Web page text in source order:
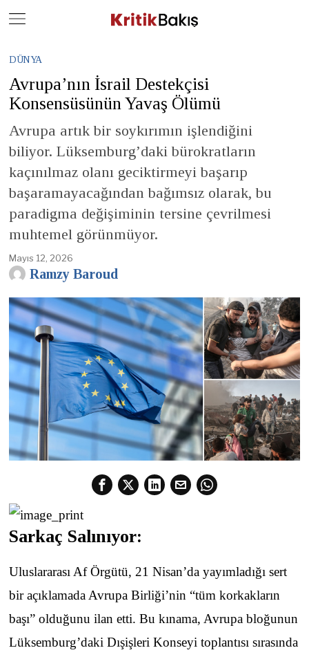
DÜNYA
Avrupa’nın İsrail Destekçisi
Konsensüsünün Yavaş Ölümü
Avrupa artık bir soykırımın işlendiğini
biliyor. Lüksemburg’daki bürokratların
kaçınılmaz olanı geciktirmeyi başarıp
başaramayacağından bağımsız olarak, bu
paradigma değişiminin tersine çevrilmesi
muhtemel görünmüyor.
Mayıs 12, 2026
Ramzy Baroud
Sarkaç Salınıyor:
Uluslararası Af Örgütü, 21 Nisan’da yayımladığı sert
bir açıklamada Avrupa Birliği’nin “tüm korkakların
başı” olduğunu ilan etti. Bu kınama, Avrupa bloğunun
Lüksemburg’daki Dışişleri Konseyi toplantısı sırasında